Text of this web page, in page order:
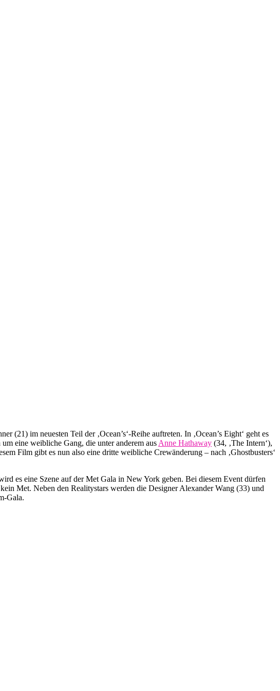
im neuesten Teil der ‚Ocean’s‘-Reihe auftreten. In ‚Ocean’s Eight‘ geht es
eine weibliche Gang, die unter anderem aus Anne Hathaway (34, ‚The Intern‘),
Film gibt es nun also eine dritte weibliche Crewänderung – nach ‚Ghostbusters‘
es eine Szene auf der Met Gala in New York geben. Bei diesem Event dürfen
Met. Neben den Realitystars werden die Designer Alexander Wang (33) und
Gala.